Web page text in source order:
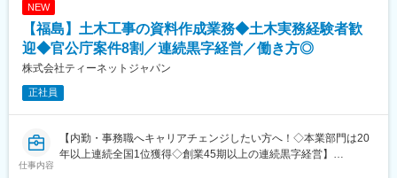
・公共事業における各種資料作成や工事費用の算出補助
・工事を実行するために必要な資料作成
・工事の施工状況チェック
・工事検査などへの参加・立ち合い
【ポジションの詳細】
・想定勤務地：宮城・福島・山形
※なるべくご自宅近くの案件先をご紹介できるよう努めております
・主な取引先：国土交通省、農林水産省、地方自治体、鉄道運輸
NEW
【福島】土木工事の資料作成業務◆土木実務経験者歓
迎◆官公庁案件8割／連続黒字経営／働き方◎
株式会社ティーネットジャパン
正社員
仕事内容
【内勤・事務職へキャリアチェンジしたい方へ！◇本業部門は20
年以上連続全国1位獲得◇創業45期以上の連続黒字経営】